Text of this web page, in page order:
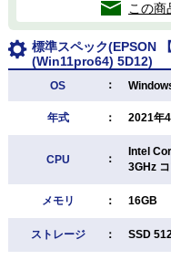
この商
標準スペック(EPSON
(Win11pro64) 5D12)
OS ：
年式 ： 2021年
CPU ：
Intel
3GHz
メモリ ： 16GB
ストレージ ： SSD